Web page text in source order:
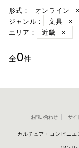
形式：
オンライン
×
ジャンル：
文具
×
エリア：
近畿 ×
全0件
お問い合わせ サイ
カルチュア・コンビニ